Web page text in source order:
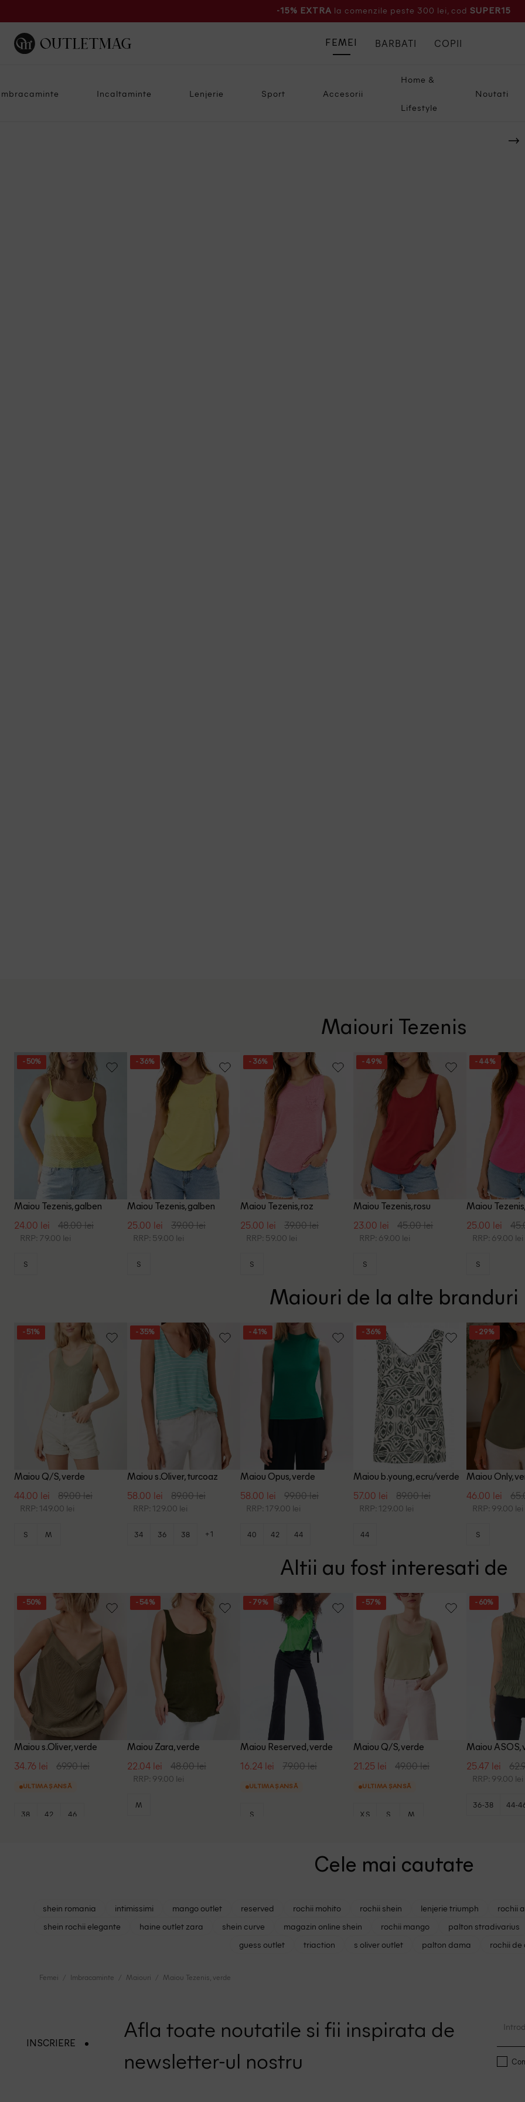
-15% EXTRA la comenzile peste 300 lei, cod SUPER15
Incaltaminte Lenjerie Sport Accesorii
Home &
Lifestyle
Noutati
FEMEI BARBATI COPII
Maiouri Tezenis
- 50%
Maiou Tezenis, galben
24.00 lei 48.00 lei
RRP: 79.00 lei
S
- 36%
Maiou Tezenis, galben
25.00 lei 39.00 lei
RRP: 59.00 lei
S
- 36%
Maiou Tezenis, roz
25.00 lei 39.00 lei
RRP: 59.00 lei
S
- 49%
Maiou Tezenis, rosu
23.00 lei 45.00 lei
RRP: 69.00 lei
S
- 44%
Maiou
25.00 lei
RRP: 69.00 lei
S
Maiouri de la alte branduri
- 51%
Maiou Q/S, verde
44.00 lei 89.00 lei
RRP: 149.00 lei
S M
- 35%
Maiou s.Oliver, turcoaz
58.00 lei 89.00 lei
RRP: 129.00 lei
34 36 38 +1
- 41%
Maiou Opus, verde
58.00 lei 99.00 lei
RRP: 179.00 lei
40 42 44
- 36%
Maiou b.young, ecru/verde
57.00 lei 89.00 lei
RRP: 129.00 lei
44
- 29%
Maiou Only,
46.00 lei
RRP: 99.00 lei
S
Altii au fost interesati de
- 50%
Maiou s.Oliver, verde
34.76 lei 69.90 lei
ULTIMA ȘANSĂ
38 42 46
- 54%
Maiou Zara, verde
22.04 lei 48.00 lei
RRP: 99.00 lei
M
- 79%
Maiou Reserved, verde
16.24 lei 79.00 lei
ULTIMA ȘANSĂ
S
- 57%
Maiou Q/S, verde
21.25 lei 49.00 lei
ULTIMA ȘANSĂ
XS S M
- 60%
Maiou ASOS,
25.47 lei
RRP: 99.00 lei
36-38 44-
Cele mai cautate
shein romania intimissimi mango outlet reserved rochii mohito rochii shein lenjerie triumph rochii
shein rochii elegante
haine outlet zara shein curve magazin online shein rochii mango palton stradivarius
guess outlet
triaction s oliver outlet palton dama rochii de
Femei Imbracaminte Maiouri Maiou Tezenis, verde
INSCRIERE
Afla toate noutatile si fii inspirata de
newsletter-ul nostru